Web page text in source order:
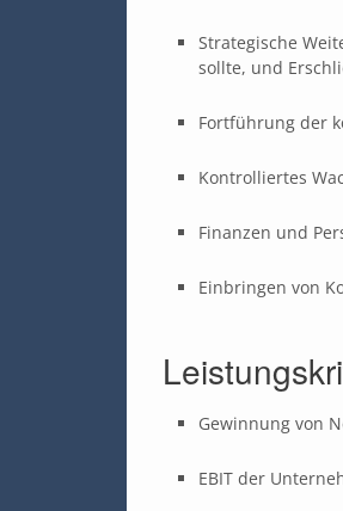
Strategische
sollte, und
Fortführung der
Kontrolliertes
Finanzen und
Einbringen von
Gewinnung von
EBIT der